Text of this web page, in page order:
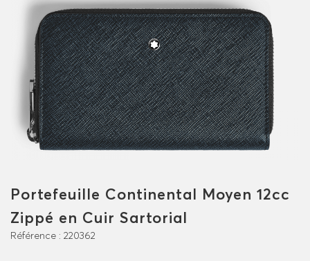
Portefeuille Continental Moyen 12cc
Zippé en Cuir Sartorial
Référence : 220362